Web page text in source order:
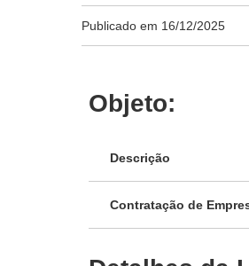
Publicado em 16/12/2025
Objeto:
Descrição
Contratação de